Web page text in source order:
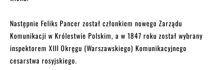
Następnie Feliks Pancer został członkiem nowego Zarządu
Komunikacji w Królestwie Polskim, a w 1847 roku został wybrany
inspektorem XIII Okręgu (Warszawskiego) Komunikacyjnego
cesarstwa rosyjskiego.